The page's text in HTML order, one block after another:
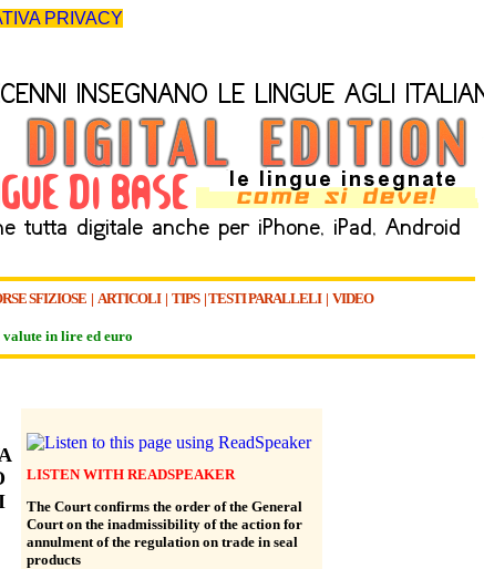
PRIVACY
SFIZIOSE | ARTICOLI| TIPS|TESTI PARALLELI| VIDEO
in lire ed euro
LISTEN WITH READSPEAKER
The Court confirms the order of the General
Court on the inadmissibility of the action for
annulment of the regulation on trade in seal
products